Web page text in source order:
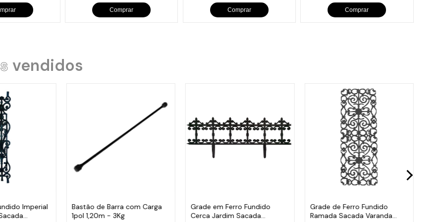
Comprar Comprar Comprar
vendidos
Imperial
Bastão de Barra com Carga
1pol 1,20m - 3Kg
Grade em Ferro Fundido
Cerca Jardim Sacada
Grade de Ferro Fundido
Ramada Sacada Varanda